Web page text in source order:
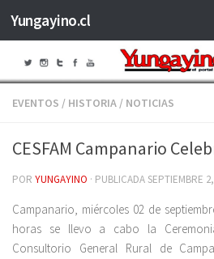
Saltar al contenido
Yungayino.cl
EVENTOS / HISTORIA / NOTICIAS
CESFAM Campanario
POR YUNGAYINO · PUBLICADASEPTIEMBRE
Campanario, miércoles 02 de
horas se llevo a cabo la
Consultorio General Rural de